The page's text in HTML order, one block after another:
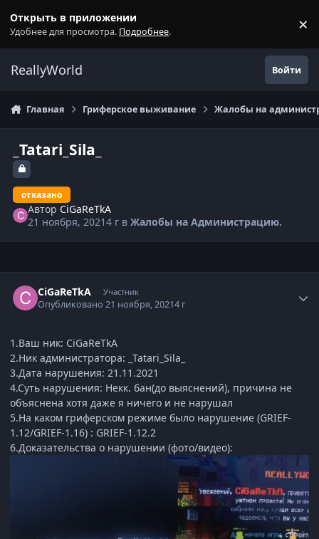
Открыть в приложении
Удобнее для просмотра. Подробнее. ×
ReallyWorld Войти
Главная Гриферское выживание Жалобы на
_Tatari_Sila_
отказано
Автор CiGaReTkA
21 ноября, 20214 г вЖалобы на Администрацию.
CiGaReTkA Участник
Опубликовано21 ноября, 20214 г
1.Ваш ник: CiGaReTkA
2.Ник администратора: _Tatari_Sila_
3.Дата нарушения: 21.11.2021
4.Суть нарушения: Некк. бан(до выяснений), причина не
объяснена хотя даже я ничего и не нарушал
5.На каком гриферском режиме было нарушение (GRIEF-
1.12/GRIEF-1.16) : GRIEF-1.12.2
6.Доказательства о нарушении (фото/видео):